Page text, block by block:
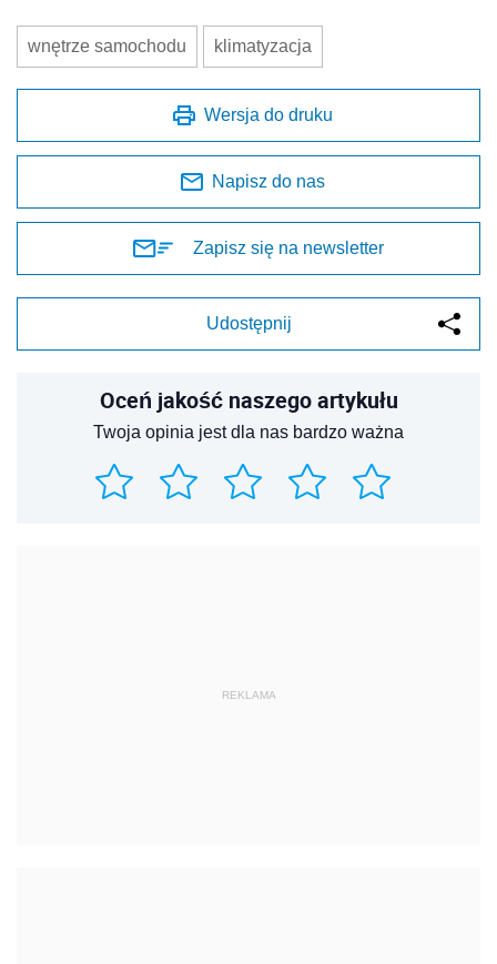
wnętrze samochodu klimatyzacja
Wersja do druku
Napisz do nas
Zapisz się na newsletter
Udostępnij
Oceń jakość naszego artykułu
Twoja opinia jest dla nas bardzo ważna
REKLAMA